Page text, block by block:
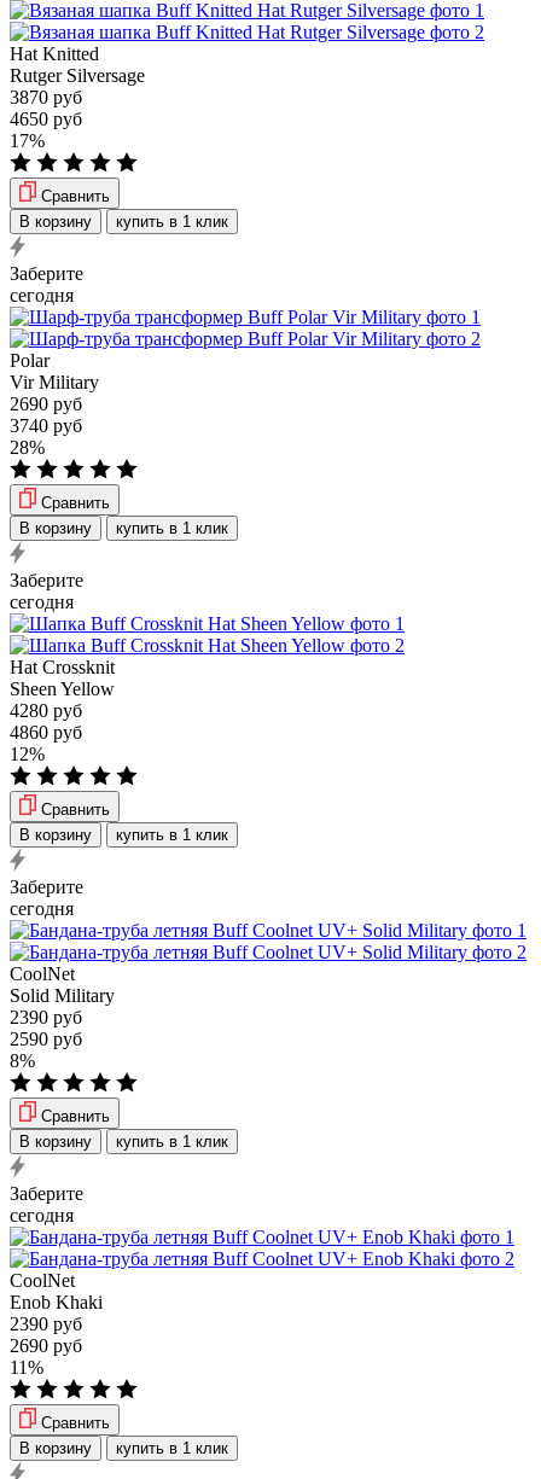
Hat Knitted
Rutger Silversage
3870 руб
4650 руб
17%
Сравнить
В корзину
купить в 1 клик
Заберите
сегодня
Polar
Vir Military
2690 руб
3740 руб
28%
Сравнить
В корзину
купить в 1 клик
Заберите
сегодня
Hat Crossknit
Sheen Yellow
4280 руб
4860 руб
12%
Сравнить
В корзину
купить в 1 клик
Заберите
сегодня
CoolNet
Solid Military
2390 руб
2590 руб
8%
Сравнить
В корзину
купить в 1 клик
Заберите
сегодня
CoolNet
Enob Khaki
2390 руб
2690 руб
11%
Сравнить
В корзину
купить в 1 клик